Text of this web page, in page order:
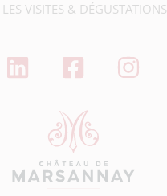
LES VISITES & DÉGUSTATIONS